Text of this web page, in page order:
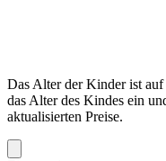
Das Alter der Kinder ist
das Alter des Kindes ein
aktualisierten Preise.